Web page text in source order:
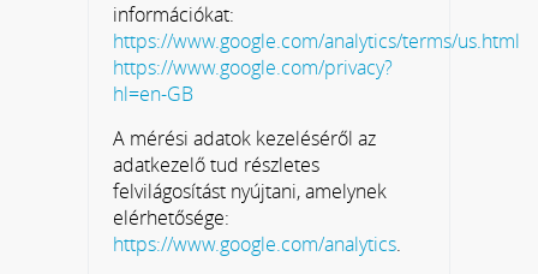
információkat:
https://www.google.com/analytics/terms/us.html
https://www.google.com/privacy?
hl=en-GB
A mérési adatok kezeléséről az
adatkezelő tud részletes
felvilágosítást nyújtani, amelynek
elérhetősége:
https://www.google.com/analytics.